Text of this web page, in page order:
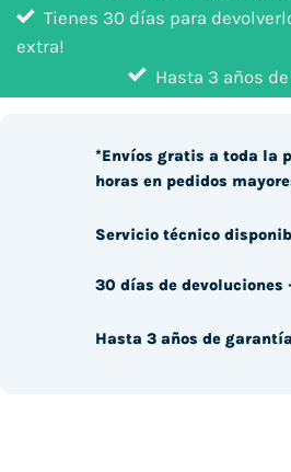
Tienes 30 días para
extra!
Hasta 3 años
*Envíos gratis a toda la
horas en pedidos
Servicio técnico
30 días de devoluciones
Hasta 3 años de garantía